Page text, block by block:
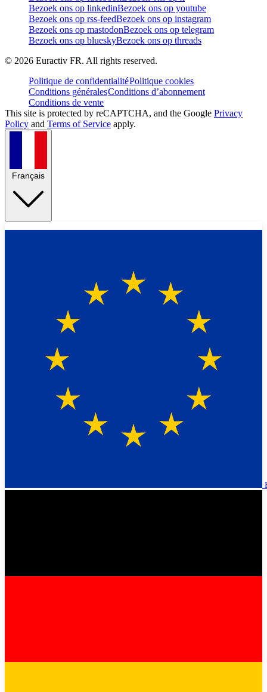
Bezoek ons op linkedinBezoek ons op youtube
Bezoek ons op rss-feedBezoek ons op instagram
Bezoek ons op mastodonBezoek ons op telegram
Bezoek ons op blueskyBezoek ons op threads
© 2026 Euractiv FR. All rights reserved.
Politique de confidentialitéPolitique cookies
Conditions généralesConditions d’abonnement
Conditions de vente
This site is protected by reCAPTCHA, and the Google Privacy
Policy and Terms of Service apply.
Français